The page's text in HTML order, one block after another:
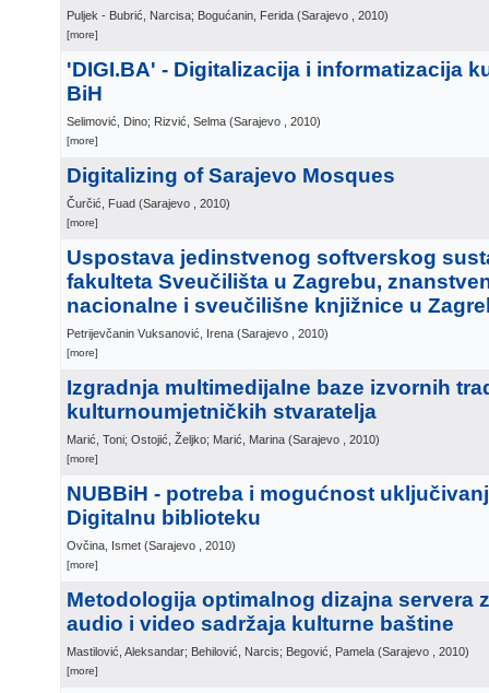
Puljek - Bubrić, Narcisa; Bogućanin, Ferida (Sarajevo , 2010)
[more]
'DIGI.BA' - Digitalizacija i informatizacija
BiH
Selimović, Dino; Rizvić, Selma (Sarajevo , 2010)
[more]
Digitalizing of Sarajevo Mosques
Čurčić, Fuad (Sarajevo , 2010)
[more]
Uspostava jedinstvenog softverskog
fakulteta Sveučilišta u Zagrebu,
nacionalne i sveučilišne knjižnice u
Petrijevčanin Vuksanović, Irena (Sarajevo , 2010)
[more]
Izgradnja multimedijalne baze izvornih
kulturnoumjetničkih stvaratelja
Marić, Toni; Ostojić, Željko; Marić, Marina (Sarajevo , 2010)
[more]
NUBBiH - potreba i mogućnost
Digitalnu biblioteku
Ovčina, Ismet (Sarajevo , 2010)
[more]
Metodologija optimalnog dizajna servera
audio i video sadržaja kulturne baštine
Mastilović, Aleksandar; Behilović, Narcis; Begović, Pamela (Sarajevo , 2010)
[more]